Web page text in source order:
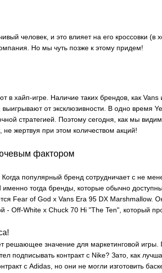
человек, и это влияет на его кроссовки
Но мы чуть позже к этому придем!
в хайп-игре. Наличие таких брендов, как
от эксклюзивности. В одно время
стратегией. Поэтому сегодня, как мы
не жертвуя при этом количеством акций!
фактором
популярный бренд сотрудничает с не
тогда бренды, которые обычно
Fear of God x Vans Era 95 DX Marshmallow.
- Off-White x Chuck 70 Hi "The Ten", который
решающее значение для маркетинговой
подписывать контракт с Nike? Зато, как
с Adidas, но они не могли изготовить